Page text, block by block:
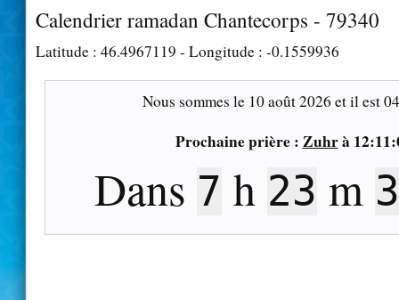
Calendrier ramadan Chantecorps - 79340
Latitude : 46.4967119 - Longitude : -0.1559936
Nous sommes le 10 août 2026 et il est
Prochaine prière : Zuhrà
Dans 7 h 23 m